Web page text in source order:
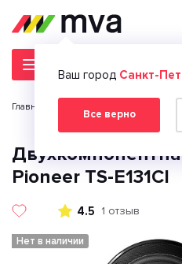
Ваш город Санкт-
Все верно
Главная страница
Pioneer TS-E131CI
4.5 1 отзыв
Нет в наличии